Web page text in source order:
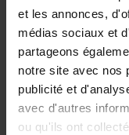
et les annonces,
médias sociaux et
partageons
notre site avec nos
publicité et
avec d'autres
ou qu'ils ont
Gants
Premium
Voir